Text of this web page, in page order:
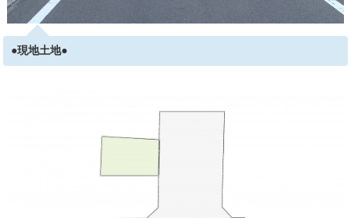
●現地土地●